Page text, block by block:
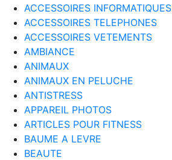
ACCESSOIRES INFORMATIQUES
ACCESSOIRES TELEPHONES
ACCESSOIRES VETEMENTS
AMBIANCE
ANIMAUX
ANIMAUX EN PELUCHE
ANTISTRESS
APPAREIL PHOTOS
ARTICLES POUR FITNESS
BAUME A LEVRE
BEAUTE